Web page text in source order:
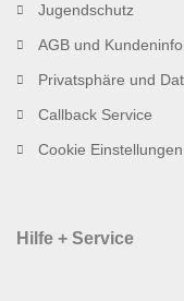
Jugendschutz
AGB und
Privatsphäre und
Callback Service
Cookie Einstellungen
Hilfe + Service